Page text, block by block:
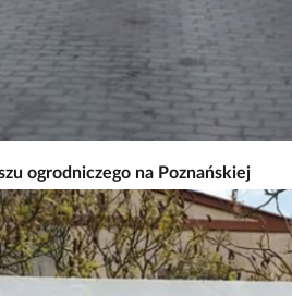
ogrodniczego na Poznańskiej